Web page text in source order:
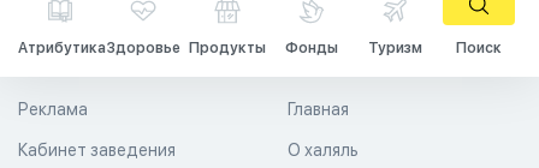
АтрибутикаЗдоровье Продукты Фонды Туризм Поиск
Главная
О халяль
Реклама
Кабинет заведения